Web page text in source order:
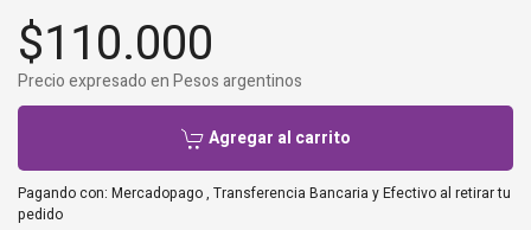
$110.000
Precio expresado en Pesos argentinos
Agregar al carrito
Pagando con: Mercadopago, Transferencia Bancaria yEfectivo al retirar tu
pedido